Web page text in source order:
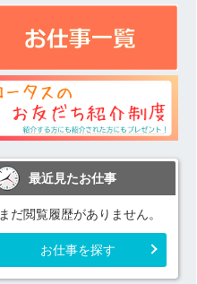
最近見たお仕事
まだ閲覧履歴がありません。
お仕事を探す